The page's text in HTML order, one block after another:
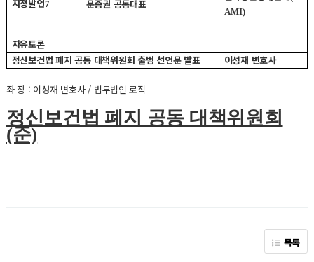
지정발언7 문종권 공동대표
AMI)
자유토론
정신보건법 폐지 공동 대책위원회 출범 선언문 발표
이성재 변호사
좌 장 : 이성재 변호사 / 법무법인 로직
정신보건법 폐지 공동 대책위원회
(준)
목록